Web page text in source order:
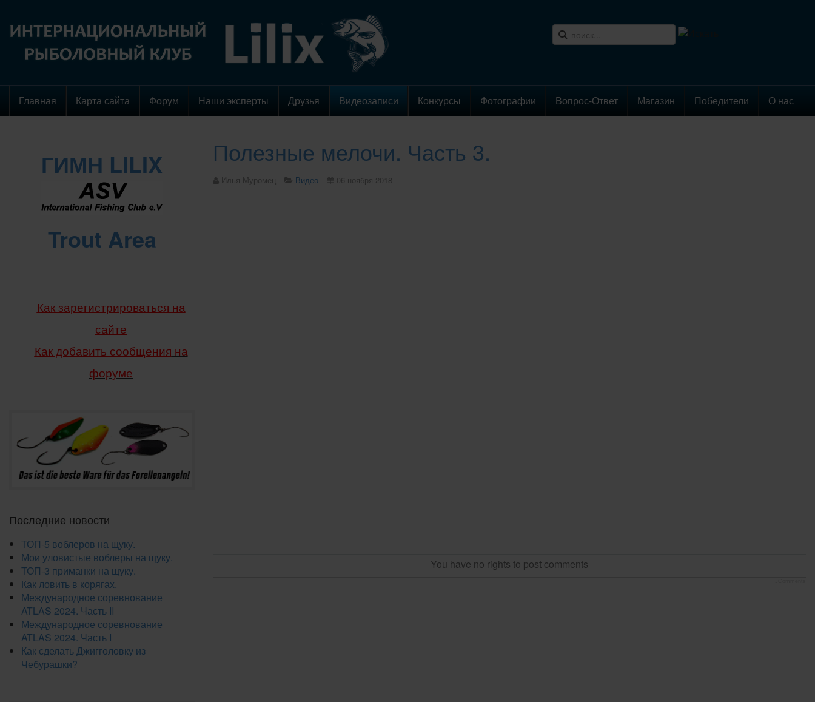
Главная Карта сайта Форум Наши эксперты Друзья Видеозаписи Конкурсы Фотографии Вопрос-Ответ Магазин Победители О нас
Полезные мелочи. Часть 3.
Илья Муромец Видео 06 ноября 2018
You have no rights to post comments
ГИМН LILIX
Trout Area
Как зарегистрироваться на
сайте
Как добавить сообщения на
форуме
Последние новости
ТОП-5 воблеров на щуку.
Мои уловистые воблеры на щуку.
ТОП-3 приманки на щуку.
Как ловить в корягах.
Международное соревнование
ATLAS 2024. Часть II
Международное соревнование
ATLAS 2024. Часть I
Как сделать Джигголовку из
Чебурашки?